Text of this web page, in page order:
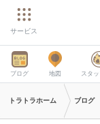
サービス
ブログ 地図 スタ
トラトラホーム ブログ